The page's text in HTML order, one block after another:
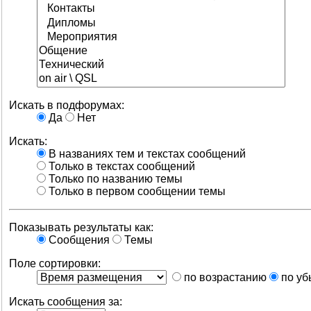
Искать в подфорумах:
Да
Нет
Искать:
В названиях тем и текстах сообщений
Только в текстах сообщений
Только по названию темы
Только в первом сообщении темы
Показывать результаты как:
Сообщения
Темы
Поле сортировки:
по возрастанию
по
Искать сообщения за: